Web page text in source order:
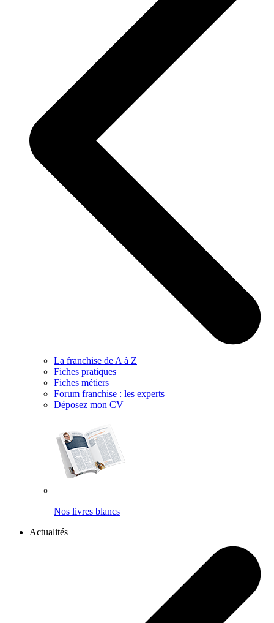
La franchise de A à Z
Fiches pratiques
Fiches métiers
Forum franchise : les experts
Déposez mon CV
Nos livres blancs
Actualités